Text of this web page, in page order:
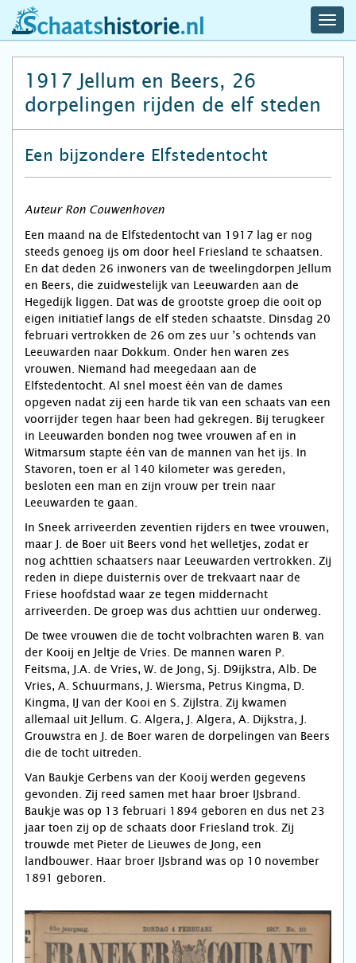
schaatshistorie.nl
1917 Jellum en Beers, 26
dorpelingen rijden de elf steden
Een bijzondere Elfstedentocht
Auteur Ron Couwenhoven
Een maand na de Elfstedentocht van 1917 lag er nog
steeds genoeg ijs om door heel Friesland te schaatsen.
En dat deden 26 inwoners van de tweelingdorpen Jellum
en Beers, die zuidwestelijk van Leeuwarden aan de
Hegedijk liggen. Dat was de grootste groep die ooit op
eigen initiatief langs de elf steden schaatste. Dinsdag 20
februari vertrokken de 26 om zes uur ’s ochtends van
Leeuwarden naar Dokkum. Onder hen waren zes
vrouwen. Niemand had meegedaan aan de
Elfstedentocht. Al snel moest één van de dames
opgeven nadat zij een harde tik van een schaats van een
voorrijder tegen haar been had gekregen. Bij terugkeer
in Leeuwarden bonden nog twee vrouwen af en in
Witmarsum stapte één van de mannen van het ijs. In
Stavoren, toen er al 140 kilometer was gereden,
besloten een man en zijn vrouw per trein naar
Leeuwarden te gaan.
In Sneek arriveerden zeventien rijders en twee vrouwen,
maar J. de Boer uit Beers vond het welletjes, zodat er
nog achttien schaatsers naar Leeuwarden vertrokken. Zij
reden in diepe duisternis over de trekvaart naar de
Friese hoofdstad waar ze tegen middernacht
arriveerden. De groep was dus achttien uur onderweg.
De twee vrouwen die de tocht volbrachten waren B. van
der Kooij en Jeltje de Vries. De mannen waren P.
Feitsma, J.A. de Vries, W. de Jong, Sj. D9ijkstra, Alb. De
Vries, A. Schuurmans, J. Wiersma, Petrus Kingma, D.
Kingma, IJ van der Kooi en S. Zijlstra. Zij kwamen
allemaal uit Jellum. G. Algera, J. Algera, A. Dijkstra, J.
Grouwstra en J. de Boer waren de dorpelingen van Beers
die de tocht uitreden.
Van Baukje Gerbens van der Kooij werden gegevens
gevonden. Zij reed samen met haar broer IJsbrand.
Baukje was op 13 februari 1894 geboren en dus net 23
jaar toen zij op de schaats door Friesland trok. Zij
trouwde met Pieter de Lieuwes de Jong, een
landbouwer. Haar broer IJsbrand was op 10 november
1891 geboren.